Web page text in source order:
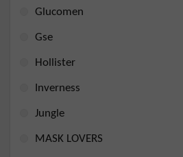
Glucomen
Gse
Hollister
Inverness
Jungle
MASK LOVERS